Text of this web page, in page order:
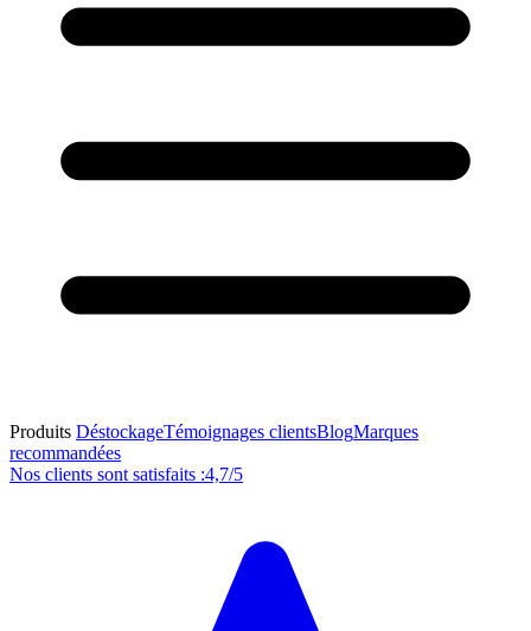
Produits DéstockageTémoignages clientsBlogMarques
recommandées
Nos clients sont satisfaits :4,7/5